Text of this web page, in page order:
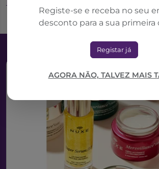
Registe-se e receba no seu
desconto para a sua primeira
Registar já
AGORA NÃO, TALVEZ MAIS